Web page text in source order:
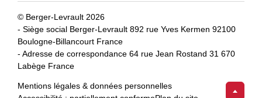
© Berger-Levrault 2026
- Siège social Berger-Levrault 892 rue Yves Kermen 92100
Boulogne-Billancourt France
- Adresse de correspondance 64 rue Jean Rostand 31 670
Labège France
Mentions légales & données personnelles